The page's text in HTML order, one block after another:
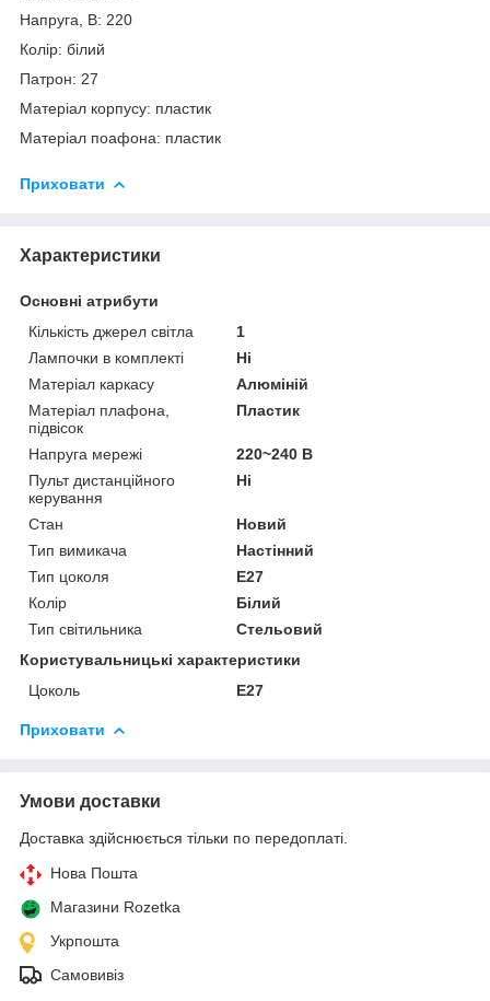
Напруга, В: 220
Колір: білий
Патрон: 27
Матеріал корпусу: пластик
Матеріал поафона: пластик
Приховати
Характеристики
Основні атрибути
Кількість джерел світла
1
Лампочки в комплекті
Ні
Матеріал каркасу
Алюміній
Матеріал плафона,
підвісок
Пластик
Напруга мережі
220~240 В
Пульт дистанційного
керування
Ні
Стан
Новий
Тип вимикача
Настінний
Тип цоколя
E27
Колір
Білий
Тип світильника
Стельовий
Користувальницькі характеристики
Цоколь
E27
Приховати
Умови доставки
Доставка здійснюється тільки по передоплаті.
Нова Пошта
Магазини Rozetka
Укрпошта
Самовивіз